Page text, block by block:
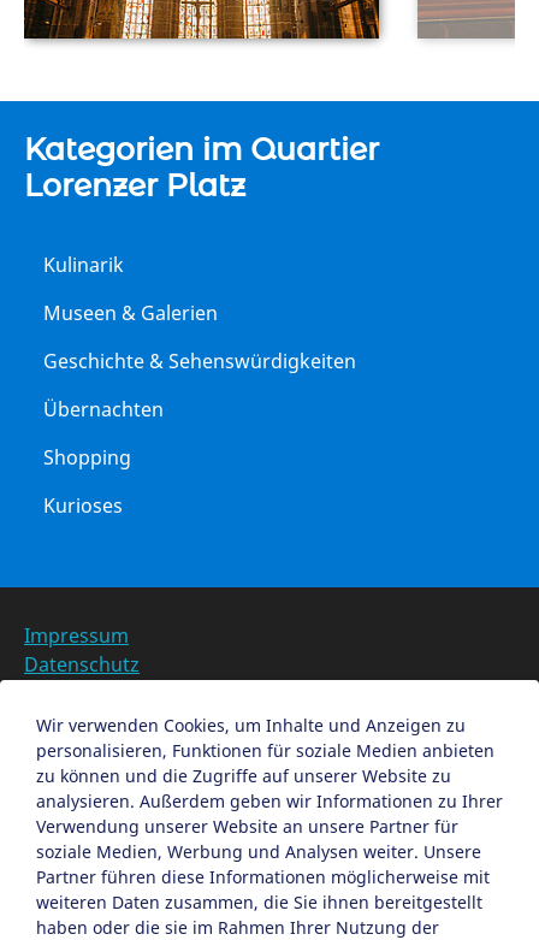
Kategorien im Quartier
Lorenzer Platz
Kulinarik
Museen & Galerien
Geschichte & Sehenswürdigkeiten
Übernachten
Shopping
Kurioses
Impressum
Datenschutz
Datenschutzeinstellungen anpassen
EN
Ein Projekt der Congress- und Tourismus-Zentrale
Nürnberg
Facebook
X Instagram
Wir verwenden Cookies, um Inhalte und Anzeigen zu
personalisieren, Funktionen für soziale Medien anbieten
zu können und die Zugriffe auf unserer Website zu
analysieren. Außerdem geben wir Informationen zu Ihrer
Verwendung unserer Website an unsere Partner für
soziale Medien, Werbung und Analysen weiter. Unsere
Partner führen diese Informationen möglicherweise mit
weiteren Daten zusammen, die Sie ihnen bereitgestellt
haben oder die sie im Rahmen Ihrer Nutzung der